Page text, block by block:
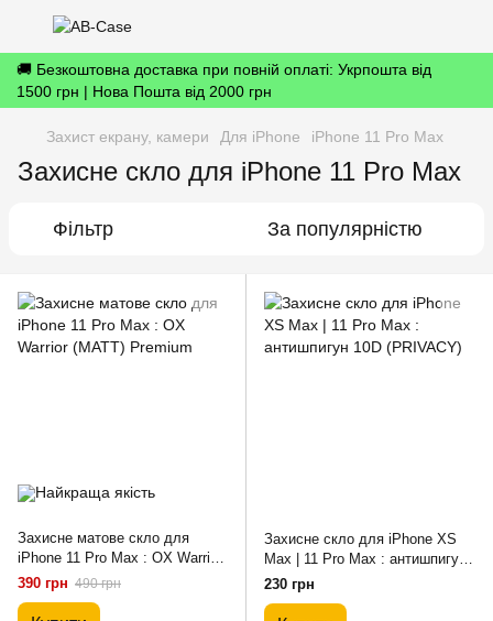
🚚 Безкоштовна доставка при повній оплаті: Укрпошта від
1500 грн | Нова Пошта від 2000 грн
Захист екрану, камери Для iPhone iPhone 11 Pro Max
Захисне скло для iPhone 11 Pro Max
Фільтр За популярністю
Захисне матове скло для
iPhone 11 Pro Max : OX Warrior
(MATT) Premium
390 грн 490 грн
Захисне скло для iPhone XS
Max | 11 Pro Max : антишпигун
10D (PRIVACY)
230 грн